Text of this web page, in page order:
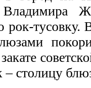
Владимира
рок-тусовку.
закате
столицу